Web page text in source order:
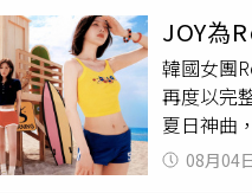
證明自己
紅、數度
良、心軟
步、陪她
別戲，真
最後一
JOY為
韓國女團
再度以完
夏日神曲
稱《
音樂風
08月04